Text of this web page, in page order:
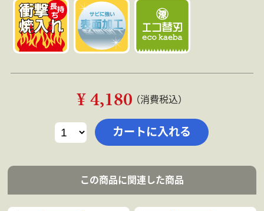
¥ 4,180（消費税込）
この商品に関連した商品